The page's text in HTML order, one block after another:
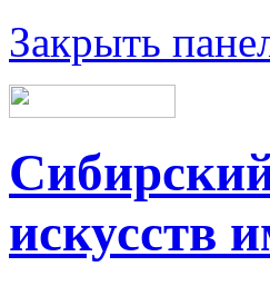
Закрыть
искусств